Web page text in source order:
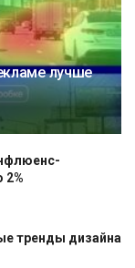
лучше
2%
тренды дизайна